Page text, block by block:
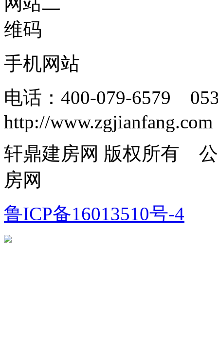
手机网站
电话：400-079-6579
http://www.zgjianfang.com
轩鼎建房网 版权所有
房网
鲁ICP备16013510号-4